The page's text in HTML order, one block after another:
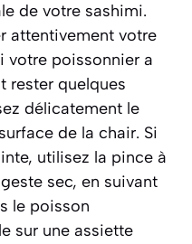
de votre sashimi.
attentivement votre
votre poissonnier a
rester quelques
délicatement le
de la chair. Si
utilisez la pince à
sec, en suivant
le poisson
sur une assiette